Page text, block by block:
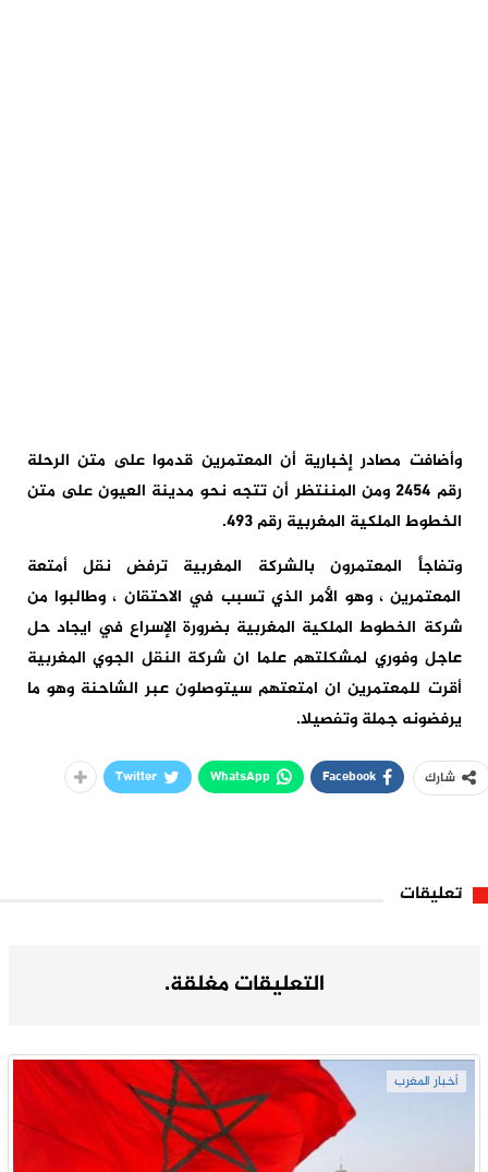
وأضافت مصادر إخبارية أن المعتمرين قدموا على متن الرحلة
رقم 2454 ومن المننتظر أن تتجه نحو مدينة العيون على متن
الخطوط الملكية المغربية رقم 493.
وتفاجأ المعتمرون بالشركة المغربية ترفض نقل أمتعة
المعتمرين ، وهو الأمر الذي تسبب في الاحتقان ، وطالبوا من
شركة الخطوط الملكية المغربية بضرورة الإسراع في ايجاد حل
عاجل وفوري لمشكلتهم علما ان شركة النقل الجوي المغربية
أقرت للمعتمرين ان امتعتهم سيتوصلون عبر الشاحنة وهو ما
يرفضونه جملة وتفصيلا.
شارك Facebook
WhatsApp
Twitter
تعليقات
التعليقات مغلقة.
أخبار المغرب